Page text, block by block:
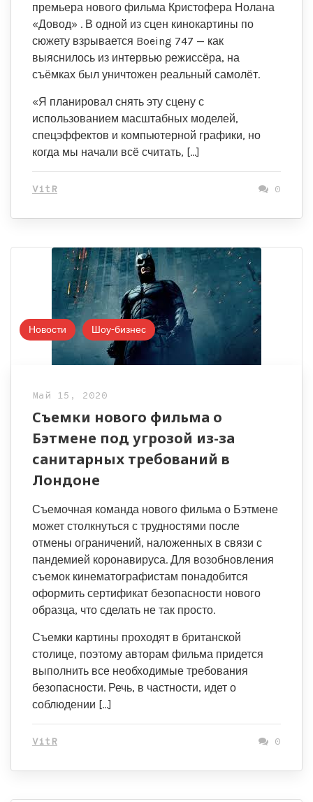
премьера нового фильма Кристофера Нолана
«Довод» . В одной из сцен кинокартины по
сюжету взрывается Boeing 747 — как
выяснилось из интервью режиссёра, на
съёмках был уничтожен реальный самолёт.
«Я планировал снять эту сцену с
использованием масштабных моделей,
спецэффектов и компьютерной графики, но
когда мы начали всё считать, […]
VitR 0
Новости Шоу-бизнес
Май 15, 2020
Съемки нового фильма о
Бэтмене под угрозой из-за
санитарных требований в
Лондоне
Съемочная команда нового фильма о Бэтмене
может столкнуться с трудностями после
отмены ограничений, наложенных в связи с
пандемией коронавируса. Для возобновления
съемок кинематографистам понадобится
оформить сертификат безопасности нового
образца, что сделать не так просто.
Съемки картины проходят в британской
столице, поэтому авторам фильма придется
выполнить все необходимые требования
безопасности. Речь, в частности, идет о
соблюдении […]
VitR 0